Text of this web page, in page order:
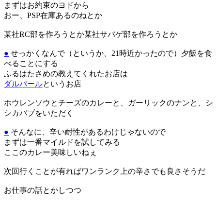
まずはお約束のヨドから
おー、PSP在庫あるのねとか
某社RC部を作ろうとか某社サバゲ部を作ろうとか
● せっかくなんで（というか、21時近かったので）夕飯を食
べることにする
ふるはたさめの教えてくれたお店は
ダルバールというお店
ホウレンソウとチーズのカレーと、ガーリックのナンと、シ
シカバブをいただく
● そんなに、辛い耐性があるわけじゃないので
まずは一番マイルドを試してみる
ここのカレー美味しいねぇ
次回行くことが有ればワンランク上の辛さでも良さそうだ
お仕事の話とかしつつ